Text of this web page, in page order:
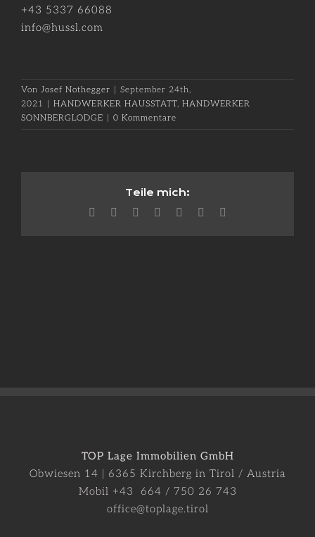
+43 5337 66088
info@hussl.com
Von Josef Nothegger
September 24th,
2021
HANDWERKER HAUSSTATT, HANDWERKER
SONNBERGLODGE
0 Kommentare
Teile mich:
Facebook RedditLinkedInWhatsApp
Pinterest
TOP Lage Immobilien GmbH
Obwiesen 14 | 6365 Kirchberg in Tirol / Austria
Mobil +43 664 / 750 26 743
office@toplage.tirol